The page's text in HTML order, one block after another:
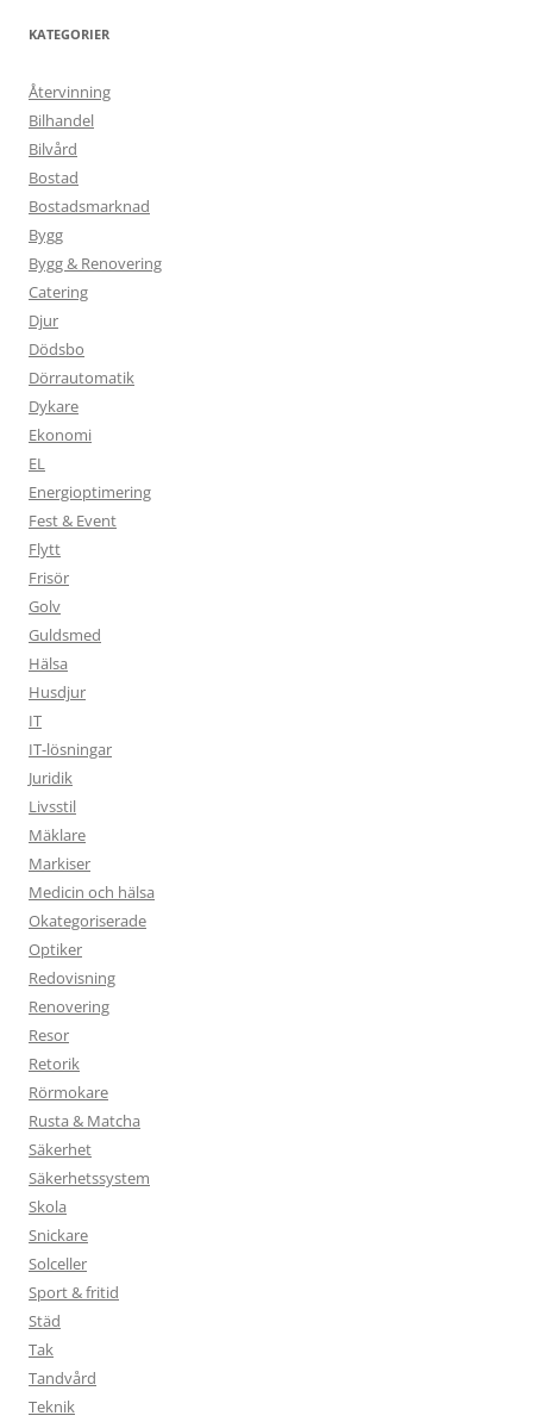
KATEGORIER
Återvinning
Bilhandel
Bilvård
Bostad
Bostadsmarknad
Bygg
Bygg & Renovering
Catering
Djur
Dödsbo
Dörrautomatik
Dykare
Ekonomi
EL
Energioptimering
Fest & Event
Flytt
Frisör
Golv
Guldsmed
Hälsa
Husdjur
IT
IT-lösningar
Juridik
Livsstil
Mäklare
Markiser
Medicin och hälsa
Okategoriserade
Optiker
Redovisning
Renovering
Resor
Retorik
Rörmokare
Rusta & Matcha
Säkerhet
Säkerhetssystem
Skola
Snickare
Solceller
Sport & fritid
Städ
Tak
Tandvård
Teknik